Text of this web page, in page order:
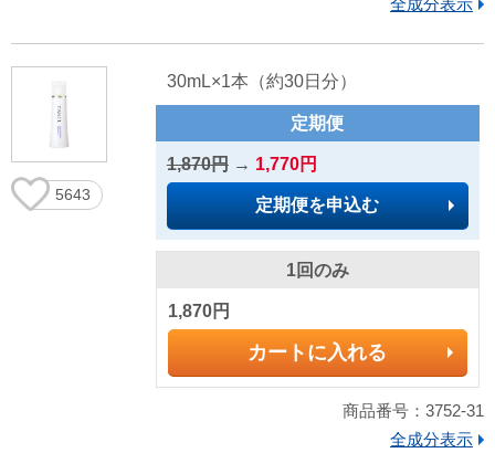
5643
30mL×1本（約30日分）
定期便
1,870円→ 1,770円
定期便を申込む
1回のみ
1,870円
カートに入れる
商品番号：3752-31
全成分表示